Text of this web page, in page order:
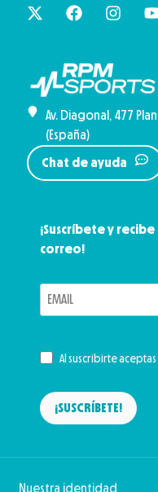
¡Suscríbete y
correo!
Al suscribirte
¡SUSCRÍBETE!
Av. Diagonal, 477
(España)
Chat de ayuda
Nuestra identidad